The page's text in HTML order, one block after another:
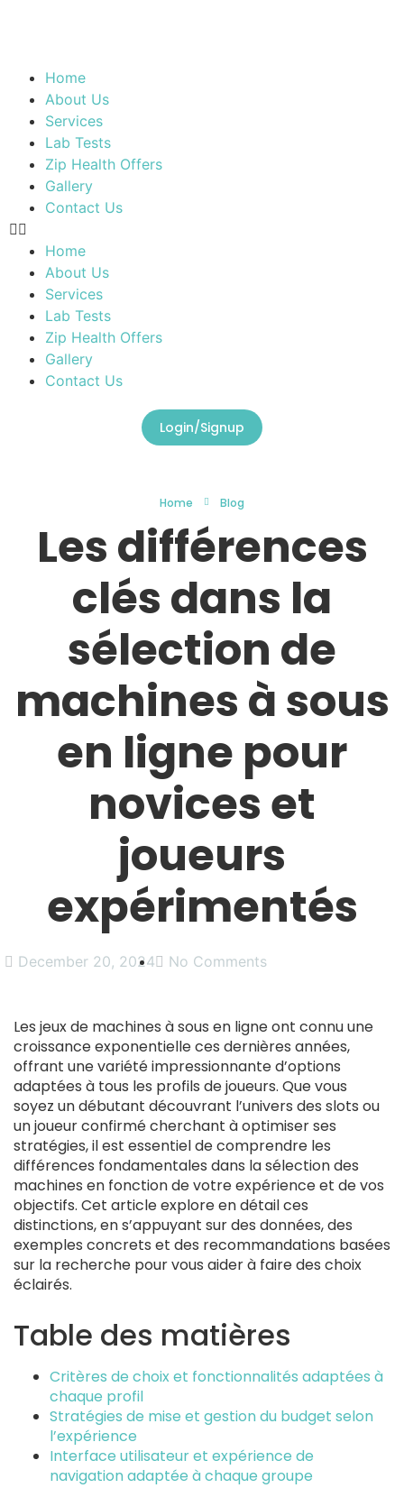
Home
About Us
Services
Lab Tests
Zip Health Offers
Gallery
Contact Us
Home
About Us
Services
Lab Tests
Zip Health Offers
Gallery
Contact Us
Login/Signup
Home Blog
Les différences
clés dans la
sélection de
machines à sous
en ligne pour
novices et
joueurs
expérimentés
December 20, 2024 No Comments
Les jeux de machines à sous en ligne ont connu une
croissance exponentielle ces dernières années,
offrant une variété impressionnante d’options
adaptées à tous les profils de joueurs. Que vous
soyez un débutant découvrant l’univers des slots ou
un joueur confirmé cherchant à optimiser ses
stratégies, il est essentiel de comprendre les
différences fondamentales dans la sélection des
machines en fonction de votre expérience et de vos
objectifs. Cet article explore en détail ces
distinctions, en s’appuyant sur des données, des
exemples concrets et des recommandations basées
sur la recherche pour vous aider à faire des choix
éclairés.
Table des matières
Critères de choix et fonctionnalités adaptées à
chaque profil
Stratégies de mise et gestion du budget selon
l’expérience
Interface utilisateur et expérience de
navigation adaptée à chaque groupe